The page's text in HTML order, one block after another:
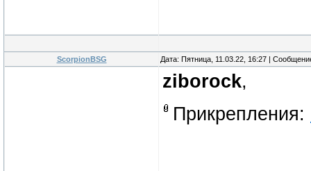
ScorpionBSG Дата: Пятница, 11.03.22, 16:27 |
ziborock,
Прикрепления: